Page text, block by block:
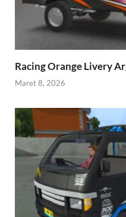
Racing Orange Livery
Maret 8, 2026